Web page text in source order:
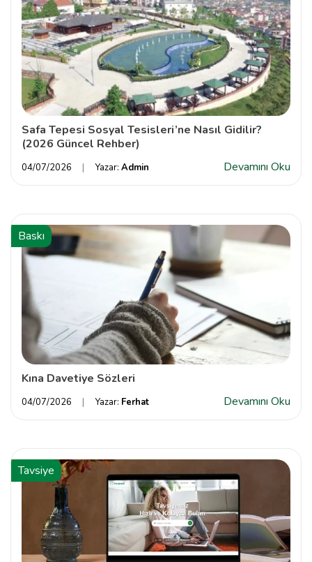
Safa Tepesi Sosyal Tesisleri’ne Nasıl Gidilir?
(2026 Güncel Rehber)
04/07/2026 Yazar: Admin Devamını Oku
Baskı
Kına Davetiye Sözleri
04/07/2026 Yazar: Ferhat Devamını Oku
Tavsiye